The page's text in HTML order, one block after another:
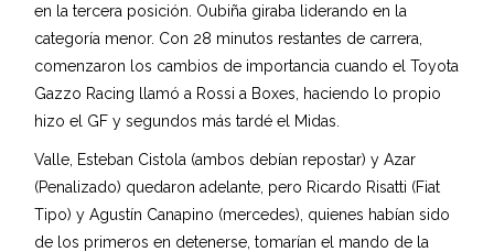
en la tercera posición. Oubiña giraba liderando en la
categoría menor. Con 28 minutos restantes de carrera,
comenzaron los cambios de importancia cuando el Toyota
Gazzo Racing llamó a Rossi a Boxes, haciendo lo propio
hizo el GF y segundos más tardé el Midas.
Valle, Esteban Cistola (ambos debían repostar) y Azar
(Penalizado) quedaron adelante, pero Ricardo Risatti (Fiat
Tipo) y Agustín Canapino (mercedes), quienes habían sido
de los primeros en detenerse, tomarían el mando de la